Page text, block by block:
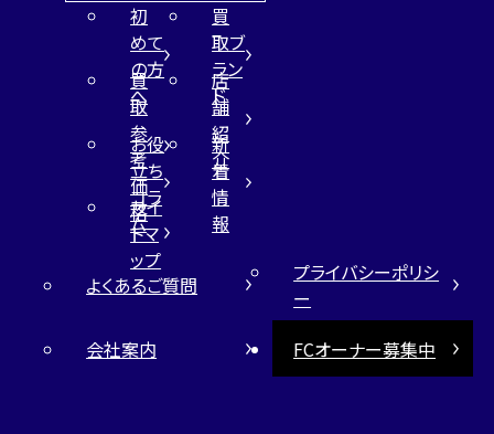
初
めて
の方
へ
買
取ブ
ラン
ド
買
取
参
考
価
格
店
舗
紹
介
お役
立ち
コラ
ム
新
着
情
報
サイ
トマ
ップ
よくあるご質問
プライバシーポリシ
ー
会社案内
FCオーナー募集中